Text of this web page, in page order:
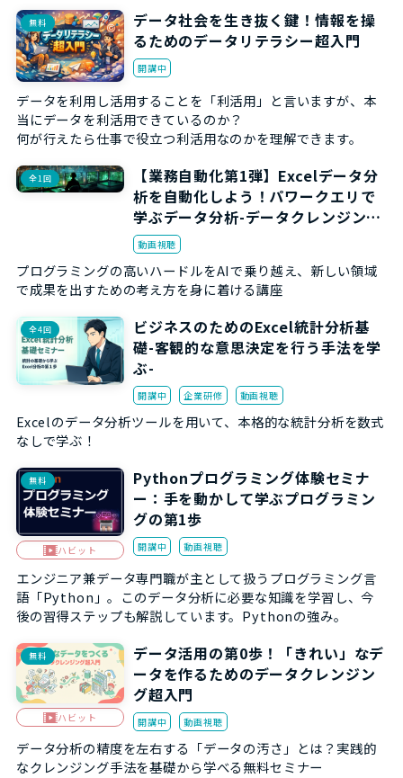
無料
データ社会を生き抜く鍵！情報を操
るためのデータリテラシー超入門
開講中
データを利用し活用することを「利活用」と言いますが、本
当にデータを利活用できているのか？
何が行えたら仕事で役立つ利活用なのかを理解できます。
全1回
【業務自動化第1弾】Excelデータ分
析を自動化しよう！パワークエリで
学ぶデータ分析-データクレンジング
入門編-
動画視聴
プログラミングの高いハードルをAIで乗り越え、新しい領域
で成果を出すための考え方を身に着ける講座
全4回
ビジネスのためのExcel統計分析基
礎-客観的な意思決定を行う手法を学
ぶ-
開講中 企業研修 動画視聴
Excelのデータ分析ツールを用いて、本格的な統計分析を数式
なしで学ぶ！
無料
ハビット
Pythonプログラミング体験セミナ
ー：手を動かして学ぶプログラミン
グの第1歩
開講中 動画視聴
エンジニア兼データ専門職が主として扱うプログラミング言
語「Python」。このデータ分析に必要な知識を学習し、今
後の習得ステップも解説しています。Pythonの強み。
無料
ハビット
データ活用の第0歩！「きれい」なデ
ータを作るためのデータクレンジン
グ超入門
開講中 動画視聴
データ分析の精度を左右する「データの汚さ」とは？実践的
なクレンジング手法を基礎から学べる無料セミナー